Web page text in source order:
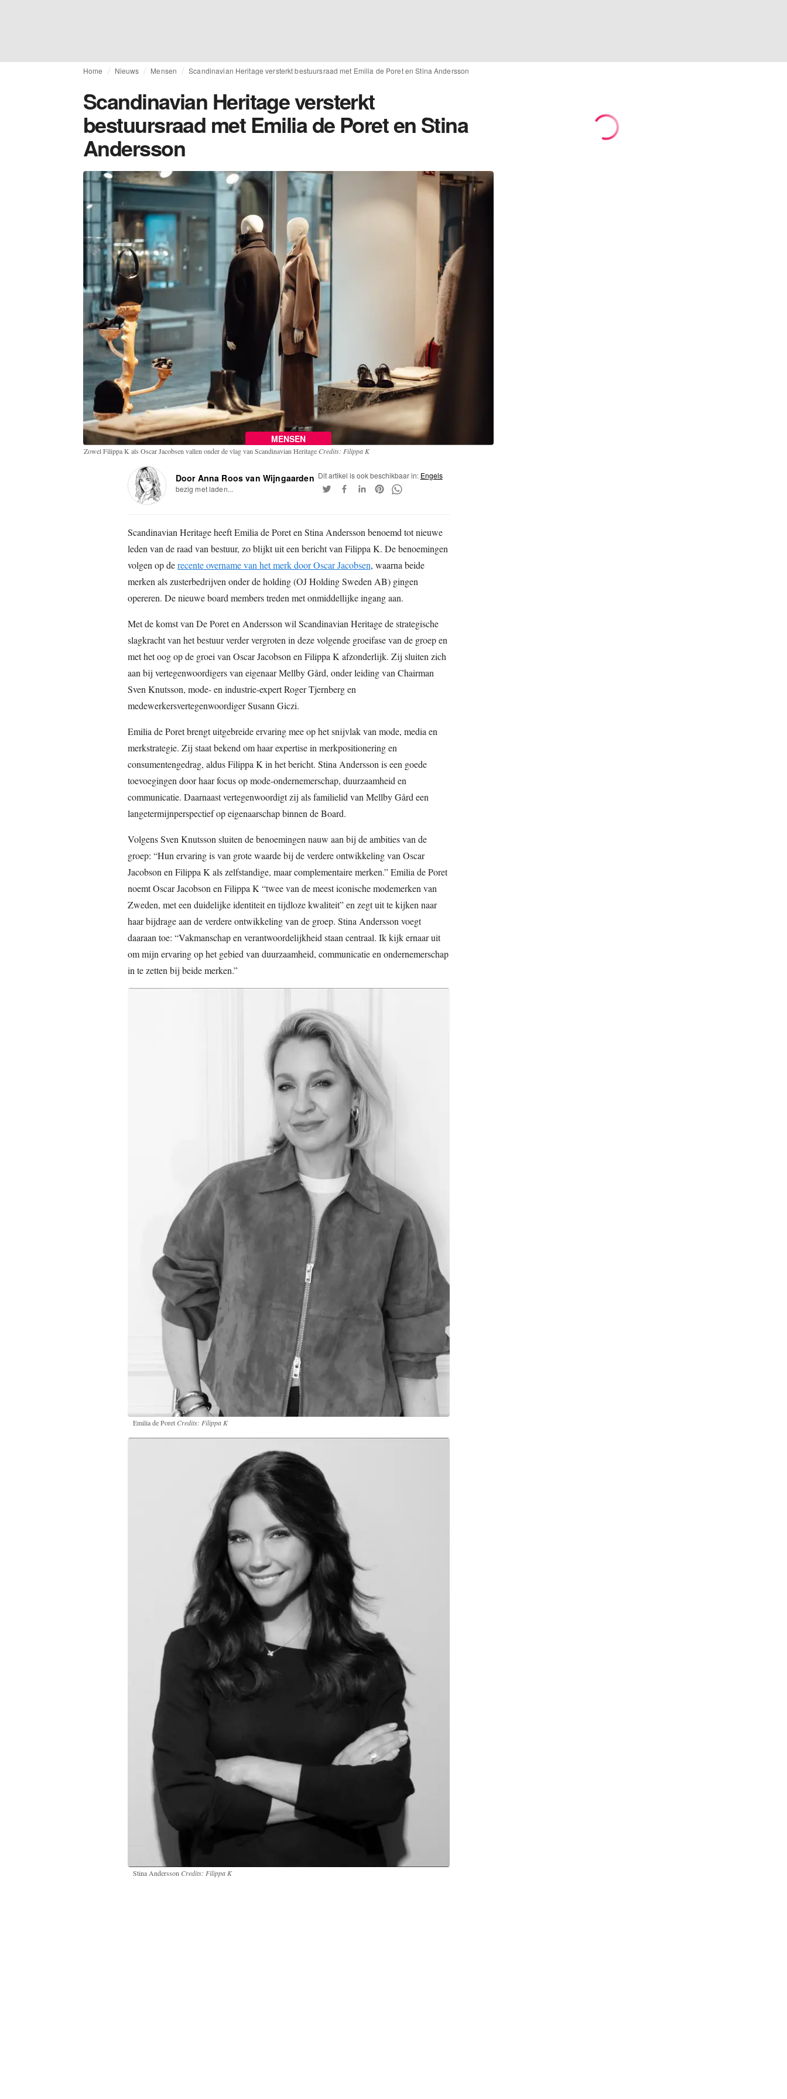
Home Nieuws Mensen Scandinavian Heritage versterkt bestuursraad met Emilia de Poret en Stina Andersson
Scandinavian Heritage versterkt
bestuursraad met Emilia de Poret en Stina
Andersson
MENSEN
Zowel Filippa K als Oscar Jacobsen vallen onder de vlag van Scandinavian Heritage Credits: Filippa K
Door Anna Roos van Wijngaarden
bezig met laden...
Dit artikel is ook beschikbaar in: Engels
Scandinavian Heritage heeft Emilia de Poret en Stina Andersson benoemd tot nieuwe
leden van de raad van bestuur, zo blijkt uit een bericht van Filippa K. De benoemingen
volgen op derecente overname van het merk door Oscar Jacobsen, waarna beide
merken als zusterbedrijven onder de holding (OJ Holding Sweden AB) gingen
opereren. De nieuwe board members treden met onmiddellijke ingang aan.
Met de komst van De Poret en Andersson wil Scandinavian Heritage de strategische
slagkracht van het bestuur verder vergroten in deze volgende groeifase van de groep en
met het oog op de groei van Oscar Jacobson en Filippa K afzonderlijk. Zij sluiten zich
aan bij vertegenwoordigers van eigenaar Mellby Gård, onder leiding van Chairman
Sven Knutsson, mode- en industrie-expert Roger Tjernberg en
medewerkersvertegenwoordiger Susann Giczi.
Emilia de Poret brengt uitgebreide ervaring mee op het snijvlak van mode, media en
merkstrategie. Zij staat bekend om haar expertise in merkpositionering en
consumentengedrag, aldus Filippa K in het bericht. Stina Andersson is een goede
toevoegingen door haar focus op mode-ondernemerschap, duurzaamheid en
communicatie. Daarnaast vertegenwoordigt zij als familielid van Mellby Gård een
langetermijnperspectief op eigenaarschap binnen de Board.
Volgens Sven Knutsson sluiten de benoemingen nauw aan bij de ambities van de
groep: “Hun ervaring is van grote waarde bij de verdere ontwikkeling van Oscar
Jacobson en Filippa K als zelfstandige, maar complementaire merken.” Emilia de Poret
noemt Oscar Jacobson en Filippa K “twee van de meest iconische modemerken van
Zweden, met een duidelijke identiteit en tijdloze kwaliteit” en zegt uit te kijken naar
haar bijdrage aan de verdere ontwikkeling van de groep. Stina Andersson voegt
daaraan toe: “Vakmanschap en verantwoordelijkheid staan centraal. Ik kijk ernaar uit
om mijn ervaring op het gebied van duurzaamheid, communicatie en ondernemerschap
in te zetten bij beide merken.”
Emilia de Poret Credits: Filippa K
Stina Andersson Credits: Filippa K